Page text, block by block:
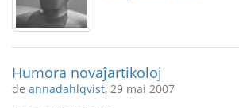
Humora novaĵartikoloj
de annadahlqvist, 29 mai 2007